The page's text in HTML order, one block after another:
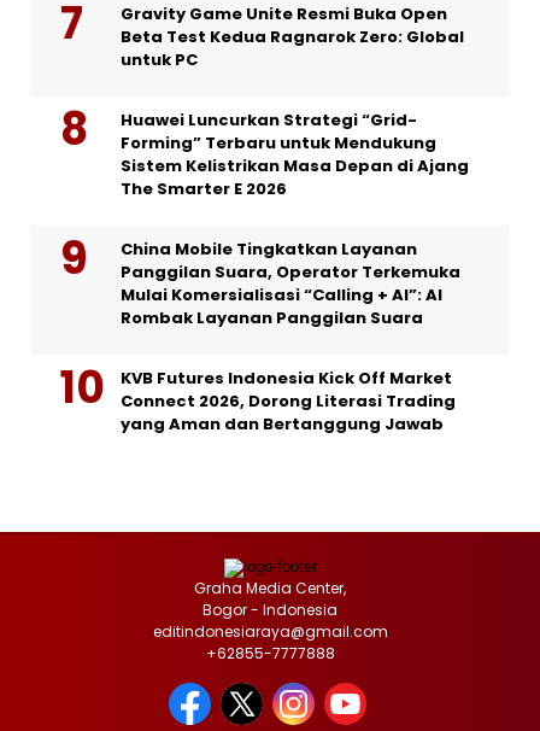
Gravity Game Unite Resmi Buka Open
Beta Test Kedua Ragnarok Zero: Global
untuk PC
Huawei Luncurkan Strategi “Grid-
Forming” Terbaru untuk Mendukung
Sistem Kelistrikan Masa Depan di Ajang
The Smarter E 2026
China Mobile Tingkatkan Layanan
Panggilan Suara, Operator Terkemuka
Mulai Komersialisasi “Calling + AI”: AI
Rombak Layanan Panggilan Suara
KVB Futures Indonesia Kick Off Market
Connect 2026, Dorong Literasi Trading
yang Aman dan Bertanggung Jawab
Graha Media Center,
Bogor - Indonesia
editindonesiaraya@gmail.com
+62855-7777888